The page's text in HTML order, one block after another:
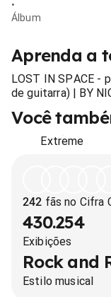
•
Álbum
Aprenda a
LOST IN SPACE -
de guitarra) | BY
Você
Extreme
242 fãs no Cifra
430.254
Exibições
Rock and
Estilo musical